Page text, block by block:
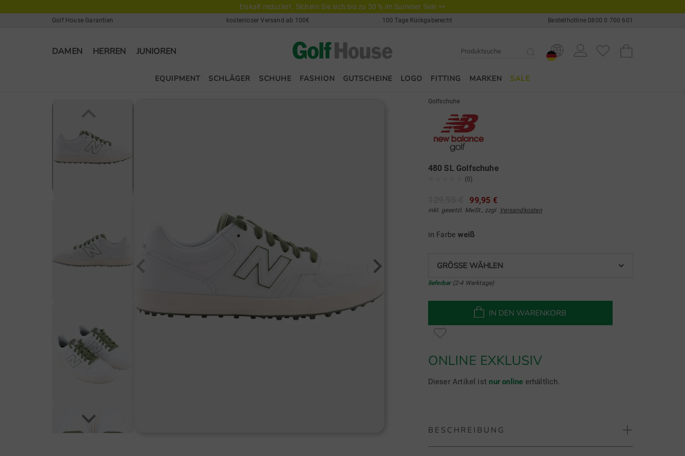
Eiskalt reduziert. Sichern Sie sich bis zu 50 % im Summer Sale >>
Golf House Garantien kostenloser Versand ab 100€ 100 Tage Rückgaberecht Bestellhotline 0800 0 700 601
DAMEN HERREN JUNIOREN
EQUIPMENT SCHLÄGER SCHUHE FASHION GUTSCHEINE LOGO FITTING MARKEN SALE
Golfschuhe
480 SL Golfschuhe
(0)
99,95 €
inkl. gesetzl. MwSt., zzgl. Versandkosten
in Farbeweiß
GRÖSSE WÄHLEN
lieferbar(2-4 Werktage)
IN DEN WARENKORB
ONLINE EXKLUSIV
Dieser Artikel ist nur online erhältlich.
BESCHREIBUNG